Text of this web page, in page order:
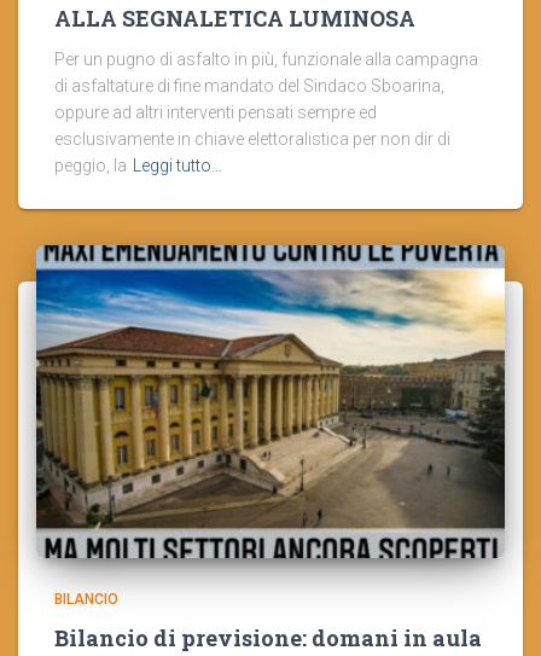
ALLA SEGNALETICA LUMINOSA
Per un pugno di asfalto in più, funzionale alla campagna
di asfaltature di fine mandato del Sindaco Sboarina,
oppure ad altri interventi pensati sempre ed
esclusivamente in chiave elettoralistica per non dir di
peggio, la Leggi tutto…
BILANCIO
Bilancio di previsione: domani in aula